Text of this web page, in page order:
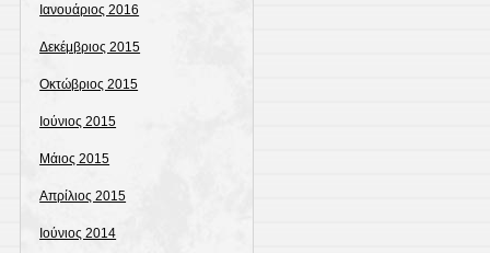
Ιανουάριος 2016
Δεκέμβριος 2015
Οκτώβριος 2015
Ιούνιος 2015
Μάιος 2015
Απρίλιος 2015
Ιούνιος 2014